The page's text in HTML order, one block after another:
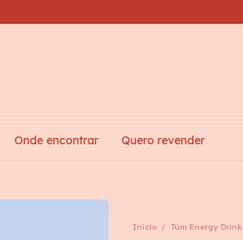
Onde encontrar Quero revender
Início / Tüm Energy Drink